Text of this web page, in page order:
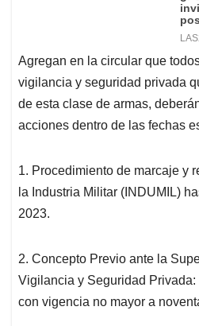
Agregan en la circular que
vigilancia y seguridad privada
de esta clase de armas,
acciones dentro de las fechas
1. Procedimiento de marcaje y
la Industria Militar (INDUMIL)
2023.
2. Concepto Previo ante la
Vigilancia y Seguridad
con vigencia no mayor a